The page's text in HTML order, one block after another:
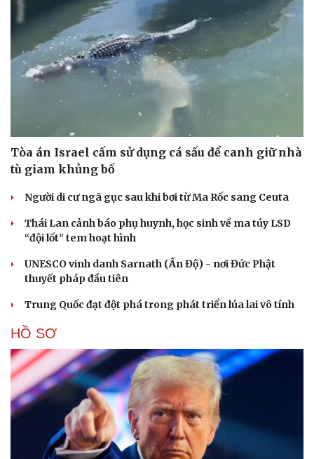
Tòa án Israel cấm sử dụng cá sấu để canh giữ nhà
tù giam khủng bố
Người di cư ngã gục sau khi bơi từ Ma Rốc sang Ceuta
Thái Lan cảnh báo phụ huynh, học sinh về ma túy LSD
“đội lốt” tem hoạt hình
UNESCO vinh danh Sarnath (Ấn Độ) - nơi Đức Phật
thuyết pháp đầu tiên
Trung Quốc đạt đột phá trong phát triển lúa lai vô tính
HỒ SƠ